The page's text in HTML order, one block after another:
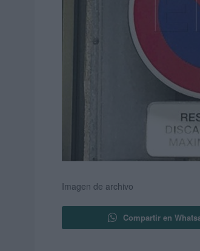
Imagen de archivo
Compartir en